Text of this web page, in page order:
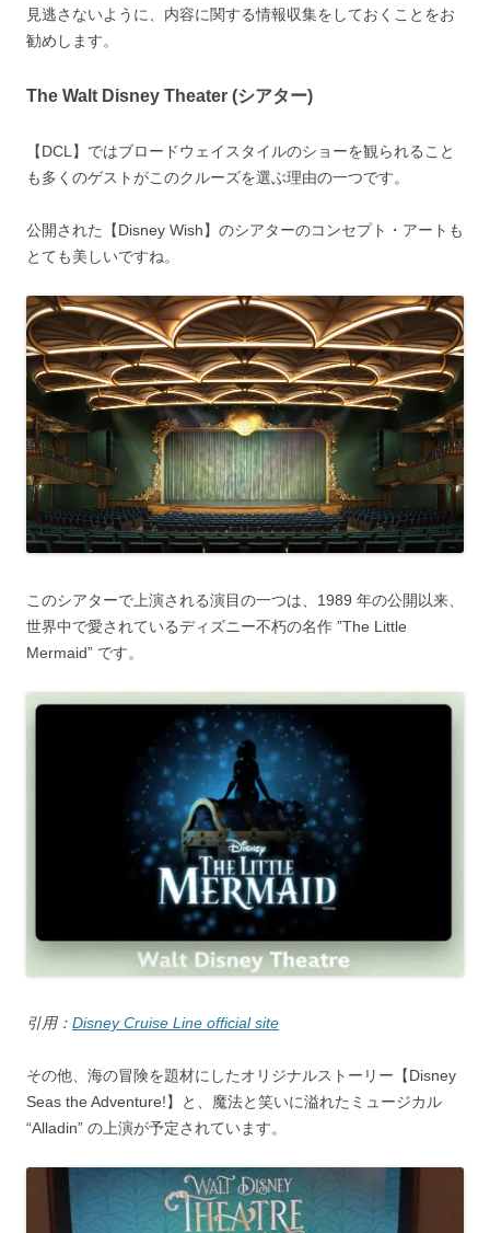
見逃さないように、内容に関する情報収集をしておくことをお
勧めします。
The Walt Disney Theater (シアター)
【DCL】ではブロードウェイスタイルのショーを観られること
も多くのゲストがこのクルーズを選ぶ理由の一つです。
公開された【Disney Wish】のシアターのコンセプト・アートも
とても美しいですね。
このシアターで上演される演目の一つは、1989 年の公開以来、
世界中で愛されているディズニー不朽の名作 ”The Little
Mermaid” です。
引用： Disney Cruise Line official site
その他、海の冒険を題材にしたオリジナルストーリー【Disney
Seas the Adventure!】と、魔法と笑いに溢れたミュージカル
“Alladin” の上演が予定されています。